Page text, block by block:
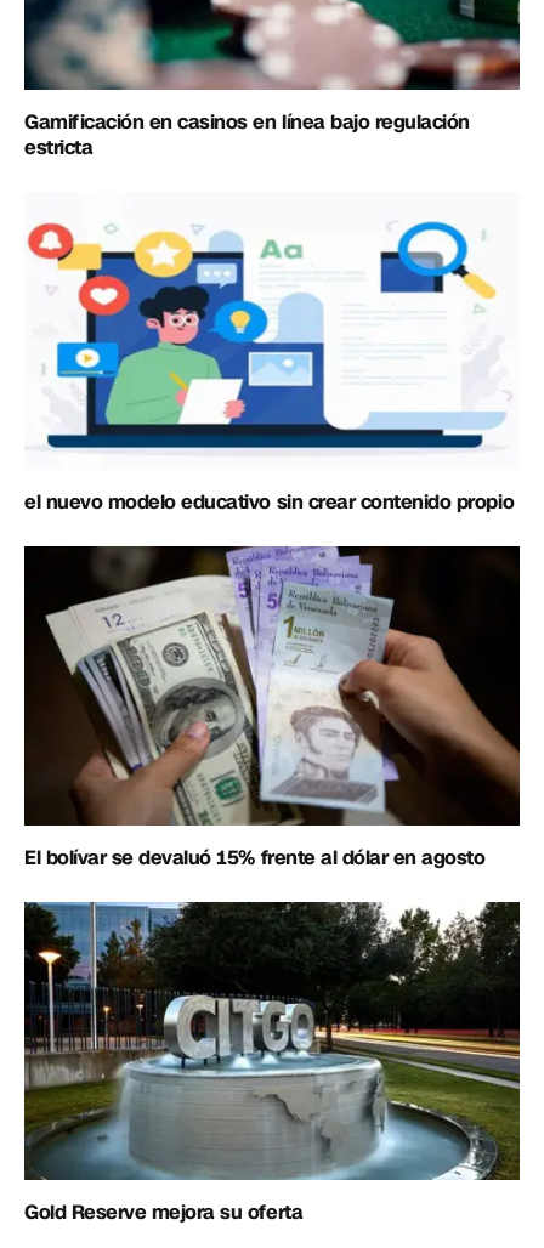
Gamificación en casinos en línea bajo regulación
estricta
el nuevo modelo educativo sin crear contenido propio
El bolívar se devaluó 15% frente al dólar en agosto
Gold Reserve mejora su oferta